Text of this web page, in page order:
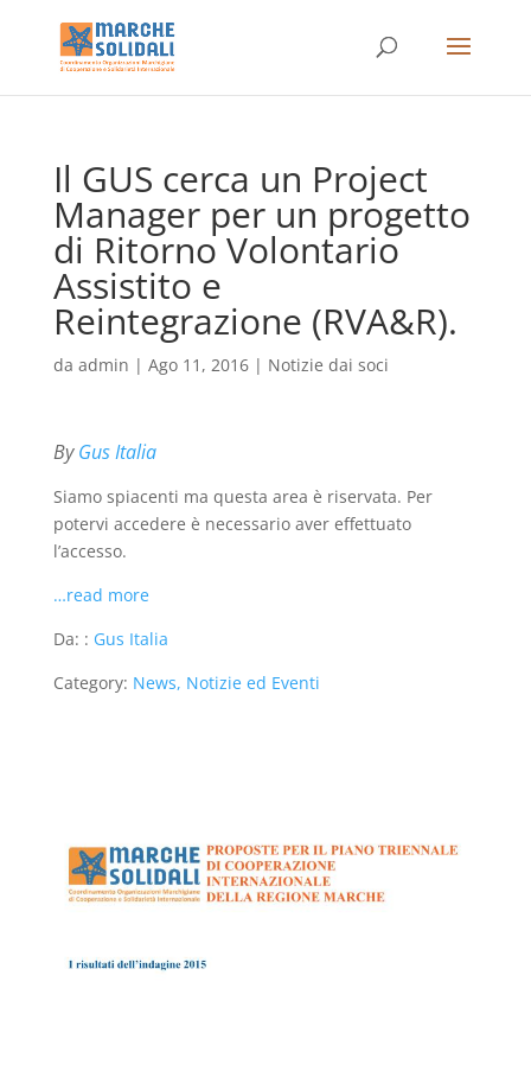
Il GUS cerca un Project
Manager per un progetto
di Ritorno Volontario
Assistito e
Reintegrazione (RVA&R).
da admin | Ago 11, 2016| Notizie dai soci
ByGus Italia
Siamo spiacenti ma questa area è riservata. Per
potervi accedere è necessario aver effettuato
l’accesso.
…read more
Da: : Gus Italia
Category: News, Notizie ed Eventi